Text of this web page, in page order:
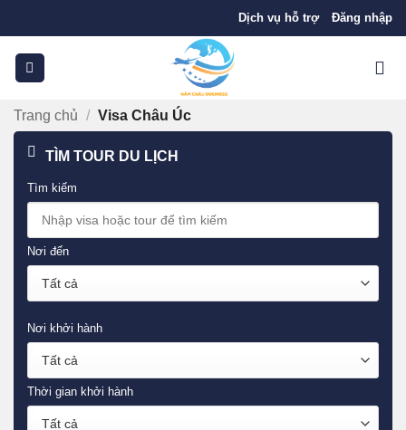
qua
nội
dung
Dịch vụ hỗ trợ Đăng nhập
Trang chủ / Visa Châu Úc
TÌM TOUR DU LỊCH
Tìm kiếm
Nơi đến
Nơi khởi hành
Thời gian khởi hành